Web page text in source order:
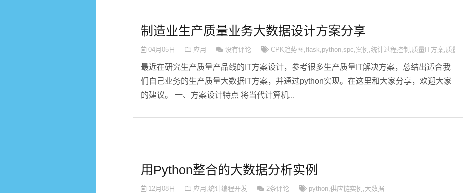
制造业生产质量业务大数据设计方案分享
04月05日 应用 没有评论 CPK趋势图 ,flask,python,spc,案例 ,统计过程控制 ,质量IT方案,质量分析
最近在研究生产质量产品线的IT方案设计，参考很多生产质量IT解决方案，总结出适合我
们自己业务的生产质量大数据IT方案，并通过python实现。在这里和大家分享，欢迎大家
的建议。 一、方案设计特点 将当代计算机...
用Python整合的大数据分析实例
12月08日 应用 ,统计编程开发 2条评论 python,供应链实例 ,大数据